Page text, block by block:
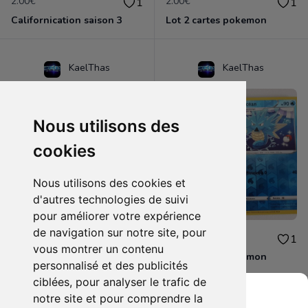
Nous utilisons des
cookies
Nous utilisons des cookies et
d'autres technologies de suivi
pour améliorer votre expérience
de navigation sur notre site, pour
vous montrer un contenu
personnalisé et des publicités
ciblées, pour analyser le trafic de
notre site et pour comprendre la
Californication saison 3 Lot 2 cartes pokemon
KaelThas
2.00€ 1
Lot 2 cartes pokemon
KaelThas
4.00€ 1
Lot 2 cartes pokemon